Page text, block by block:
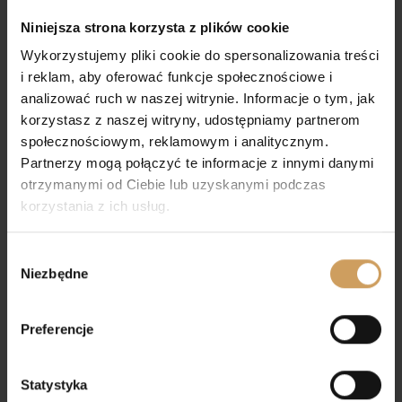
Niniejsza strona korzysta z plików cookie
Wykorzystujemy pliki cookie do spersonalizowania treści
i reklam, aby oferować funkcje społecznościowe i
analizować ruch w naszej witrynie. Informacje o tym, jak
korzystasz z naszej witryny, udostępniamy partnerom
społecznościowym, reklamowym i analitycznym.
Partnerzy mogą połączyć te informacje z innymi danymi
otrzymanymi od Ciebie lub uzyskanymi podczas
korzystania z ich usług.
zgody
Niezbędne
Preferencje
Statystyka
503-065-774
email : sklep@miro-mar.pl
ul.Poprzeczna 26, 05-140 Borowa Góra gmina Serock
PONIEDZIAŁEK – 8.00 – 16.00
WTOREK – 8:00 – 16.00
ŚRODA – 8.00 – 16.00
CZWARTEK – 8.00 – 16.00
PIĄTEK – 8.00 – 16.00
Torebki komunijne